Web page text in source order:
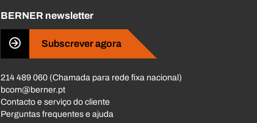
BERNER newsletter
Subscrever agora
214 489 060 (Chamada para rede fixa nacional)
bcom@berner.pt
Contacto e serviço do cliente
Perguntas frequentes e ajuda